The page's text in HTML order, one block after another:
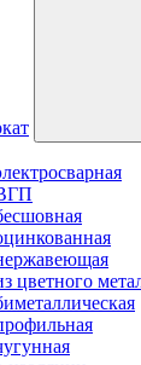
цветного